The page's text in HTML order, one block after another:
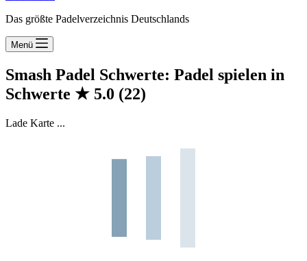
Das größte Padelverzeichnis Deutschlands
Menü
Smash Padel Schwerte: Padel spielen in
Schwerte ★ 5.0 (22)
Lade Karte ...